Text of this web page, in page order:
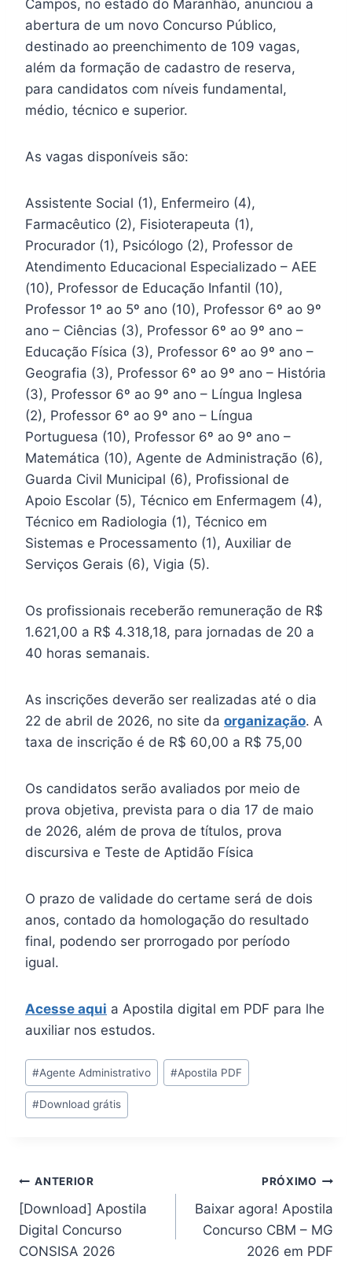
Campos, no estado do Maranhão, anunciou a
abertura de um novo Concurso Público,
destinado ao preenchimento de 109 vagas,
além da formação de cadastro de reserva,
para candidatos com níveis fundamental,
médio, técnico e superior.
As vagas disponíveis são:
Assistente Social (1), Enfermeiro (4),
Farmacêutico (2), Fisioterapeuta (1),
Procurador (1), Psicólogo (2), Professor de
Atendimento Educacional Especializado – AEE
(10), Professor de Educação Infantil (10),
Professor 1º ao 5º ano (10), Professor 6º ao 9º
ano – Ciências (3), Professor 6º ao 9º ano –
Educação Física (3), Professor 6º ao 9º ano –
Geografia (3), Professor 6º ao 9º ano – História
(3), Professor 6º ao 9º ano – Língua Inglesa
(2), Professor 6º ao 9º ano – Língua
Portuguesa (10), Professor 6º ao 9º ano –
Matemática (10), Agente de Administração (6),
Guarda Civil Municipal (6), Profissional de
Apoio Escolar (5), Técnico em Enfermagem (4),
Técnico em Radiologia (1), Técnico em
Sistemas e Processamento (1), Auxiliar de
Serviços Gerais (6), Vigia (5).
Os profissionais receberão remuneração de R$
1.621,00 a R$ 4.318,18, para jornadas de 20 a
40 horas semanais.
As inscrições deverão ser realizadas até o dia
22 de abril de 2026, no site da organização. A
taxa de inscrição é de R$ 60,00 a R$ 75,00
Os candidatos serão avaliados por meio de
prova objetiva, prevista para o dia 17 de maio
de 2026, além de prova de títulos, prova
discursiva e Teste de Aptidão Física
O prazo de validade do certame será de dois
anos, contado da homologação do resultado
final, podendo ser prorrogado por período
igual.
Acesse aqui a Apostila digital em PDF para lhe
auxiliar nos estudos.
Tags
do
Post:
#Agente Administrativo #Apostila PDF
#Download grátis
Navegação
de
Post
ANTERIOR
[Download] Apostila
Digital Concurso
CONSISA 2026
PRÓXIMO
Baixar agora! Apostila
Concurso CBM – MG
2026 em PDF